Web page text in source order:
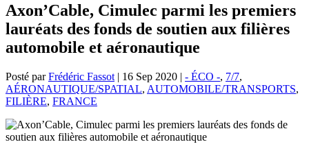
Axon’Cable, Cimulec parmi les premiers
lauréats des fonds de soutien aux filières
automobile et aéronautique
Posté parFrédéric Fassot | 16 Sep 2020 | - ÉCO -, 7/7,
AÉRONAUTIQUE/SPATIAL, AUTOMOBILE/TRANSPORTS,
FILIÈRE, FRANCE